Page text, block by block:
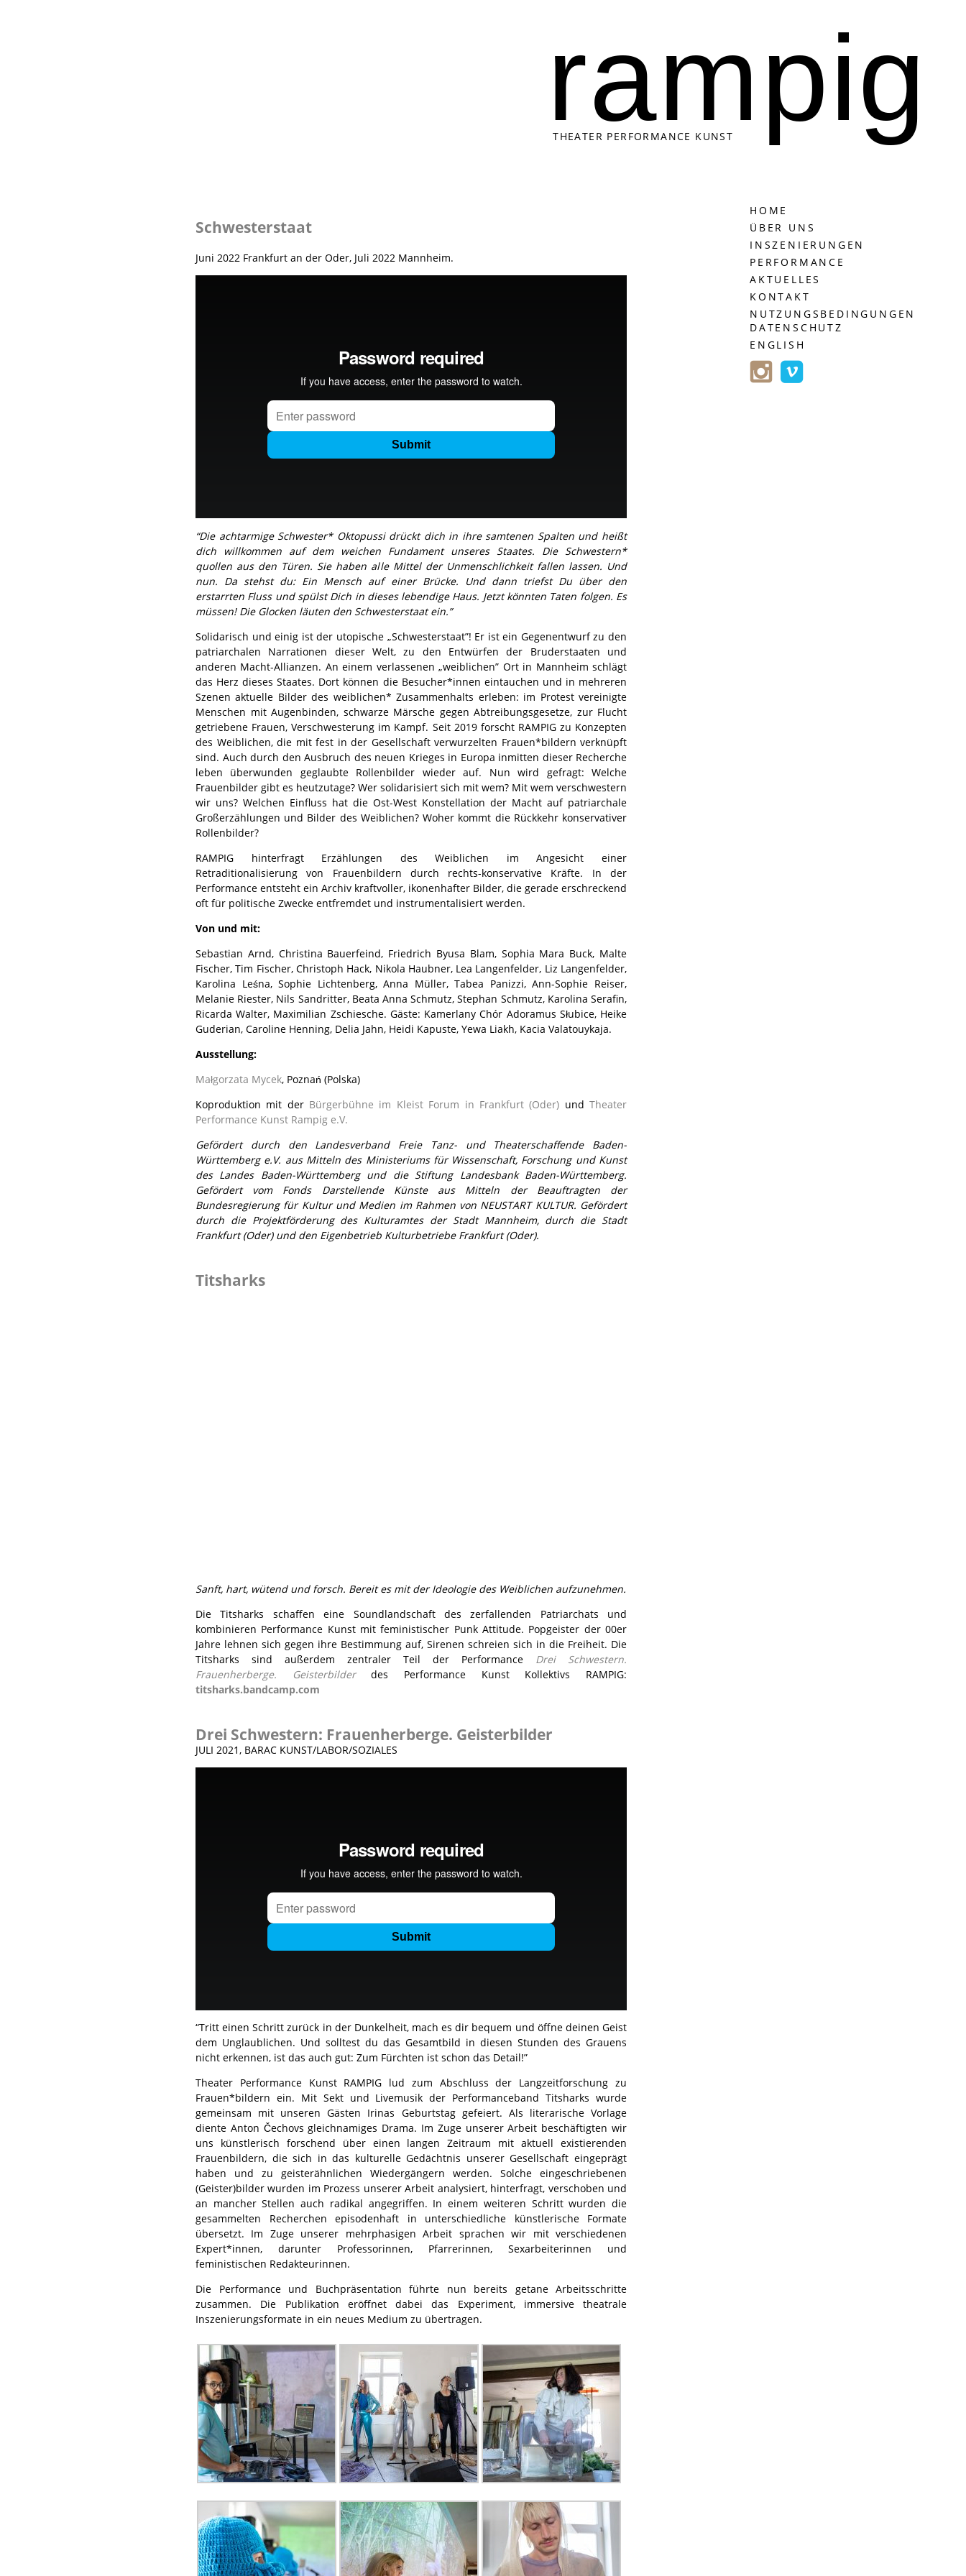
rampig
THEATER PERFORMANCE KUNST
HOME
ÜBER UNS
INSZENIERUNGEN
PERFORMANCE
AKTUELLES
KONTAKT
NUTZUNGSBEDINGUNGEN
DATENSCHUTZ
ENGLISH
Schwesterstaat
Juni 2022 Frankfurt an der Oder, Juli 2022 Mannheim.
“Die achtarmige Schwester* Oktopussi drückt dich in ihre samtenen Spalten und heißt
dich willkommen auf dem weichen Fundament unseres Staates. Die Schwestern*
quollen aus den Türen. Sie haben alle Mittel der Unmenschlichkeit fallen lassen. Und
nun. Da stehst du: Ein Mensch auf einer Brücke. Und dann triefst Du über den
erstarrten Fluss und spülst Dich in dieses lebendige Haus. Jetzt könnten Taten folgen. Es
müssen! Die Glocken läuten den Schwesterstaat ein.”
Solidarisch und einig ist der utopische „Schwesterstaat”! Er ist ein Gegenentwurf zu den
patriarchalen Narrationen dieser Welt, zu den Entwürfen der Bruderstaaten und
anderen Macht-Allianzen. An einem verlassenen „weiblichen” Ort in Mannheim schlägt
das Herz dieses Staates. Dort können die Besucher*innen eintauchen und in mehreren
Szenen aktuelle Bilder des weiblichen* Zusammenhalts erleben: im Protest vereinigte
Menschen mit Augenbinden, schwarze Märsche gegen Abtreibungsgesetze, zur Flucht
getriebene Frauen, Verschwesterung im Kampf. Seit 2019 forscht RAMPIG zu Konzepten
des Weiblichen, die mit fest in der Gesellschaft verwurzelten Frauen*bildern verknüpft
sind. Auch durch den Ausbruch des neuen Krieges in Europa inmitten dieser Recherche
leben überwunden geglaubte Rollenbilder wieder auf. Nun wird gefragt: Welche
Frauenbilder gibt es heutzutage? Wer solidarisiert sich mit wem? Mit wem verschwestern
wir uns? Welchen Einfluss hat die Ost-West Konstellation der Macht auf patriarchale
Großerzählungen und Bilder des Weiblichen? Woher kommt die Rückkehr konservativer
Rollenbilder?
RAMPIG hinterfragt Erzählungen des Weiblichen im Angesicht einer
Retraditionalisierung von Frauenbildern durch rechts-konservative Kräfte. In der
Performance entsteht ein Archiv kraftvoller, ikonenhafter Bilder, die gerade erschreckend
oft für politische Zwecke entfremdet und instrumentalisiert werden.
Von und mit:
Sebastian Arnd, Christina Bauerfeind, Friedrich Byusa Blam, Sophia Mara Buck, Malte
Fischer, Tim Fischer, Christoph Hack, Nikola Haubner, Lea Langenfelder, Liz Langenfelder,
Karolina Leśna, Sophie Lichtenberg, Anna Müller, Tabea Panizzi, Ann-Sophie Reiser,
Melanie Riester, Nils Sandritter, Beata Anna Schmutz, Stephan Schmutz, Karolina Serafin,
Ricarda Walter, Maximilian Zschiesche. Gäste: Kamerlany Chór Adoramus Słubice, Heike
Guderian, Caroline Henning, Delia Jahn, Heidi Kapuste, Yewa Liakh, Kacia Valatouykaja.
Ausstellung:
Małgorzata Mycek, Poznań (Polska)
Koproduktion mit der Bürgerbühne im Kleist Forum in Frankfurt (Oder) undTheater
Performance Kunst Rampig e.V.
Gefördert durch den Landesverband Freie Tanz- und Theaterschaffende Baden-
Württemberg e.V. aus Mitteln des Ministeriums für Wissenschaft, Forschung und Kunst
des Landes Baden-Württemberg und die Stiftung Landesbank Baden-Württemberg.
Gefördert vom Fonds Darstellende Künste aus Mitteln der Beauftragten der
Bundesregierung für Kultur und Medien im Rahmen von NEUSTART KULTUR. Gefördert
durch die Projektförderung des Kulturamtes der Stadt Mannheim, durch die Stadt
Frankfurt (Oder) und den Eigenbetrieb Kulturbetriebe Frankfurt (Oder).
Titsharks
Sanft, hart, wütend und forsch. Bereit es mit der Ideologie des Weiblichen aufzunehmen.
Die Titsharks schaffen eine Soundlandschaft des zerfallenden Patriarchats und
kombinieren Performance Kunst mit feministischer Punk Attitude. Popgeister der 00er
Jahre lehnen sich gegen ihre Bestimmung auf, Sirenen schreien sich in die Freiheit. Die
Titsharks sind außerdem zentraler Teil der Performance Drei Schwestern.
Frauenherberge. Geisterbilderdes Performance Kunst Kollektivs RAMPIG:
titsharks.bandcamp.com
Drei Schwestern: Frauenherberge. Geisterbilder
JULI 2021, BARAC KUNST/LABOR/SOZIALES
“Tritt einen Schritt zurück in der Dunkelheit, mach es dir bequem und öffne deinen Geist
dem Unglaublichen. Und solltest du das Gesamtbild in diesen Stunden des Grauens
nicht erkennen, ist das auch gut: Zum Fürchten ist schon das Detail!”
Theater Performance Kunst RAMPIG lud zum Abschluss der Langzeitforschung zu
Frauen*bildern ein. Mit Sekt und Livemusik der Performanceband Titsharks wurde
gemeinsam mit unseren Gästen Irinas Geburtstag gefeiert. Als literarische Vorlage
diente Anton Čechovs gleichnamiges Drama. Im Zuge unserer Arbeit beschäftigten wir
uns künstlerisch forschend über einen langen Zeitraum mit aktuell existierenden
Frauenbildern, die sich in das kulturelle Gedächtnis unserer Gesellschaft eingeprägt
haben und zu geisterähnlichen Wiedergängern werden. Solche eingeschriebenen
(Geister)bilder wurden im Prozess unserer Arbeit analysiert, hinterfragt, verschoben und
an mancher Stellen auch radikal angegriffen. In einem weiteren Schritt wurden die
gesammelten Recherchen episodenhaft in unterschiedliche künstlerische Formate
übersetzt. Im Zuge unserer mehrphasigen Arbeit sprachen wir mit verschiedenen
Expert*innen, darunter Professorinnen, Pfarrerinnen, Sexarbeiterinnen und
feministischen Redakteurinnen.
Die Performance und Buchpräsentation führte nun bereits getane Arbeitsschritte
zusammen. Die Publikation eröffnet dabei das Experiment, immersive theatrale
Inszenierungsformate in ein neues Medium zu übertragen.